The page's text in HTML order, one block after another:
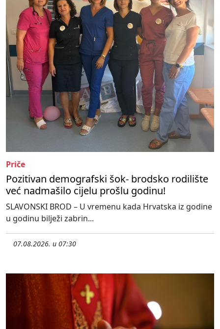
Priče
Pozitivan demografski šok- brodsko rodilište
već nadmašilo cijelu prošlu godinu!
SLAVONSKI BROD – U vremenu kada Hrvatska iz godine
u godinu bilježi zabrin...
07.08.2026. u 07:30